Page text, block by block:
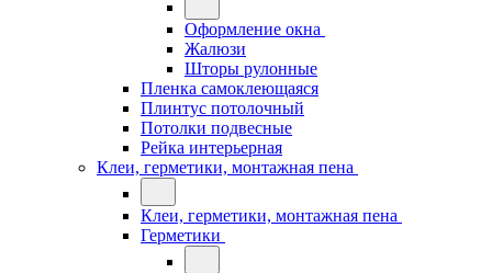
Оформление окна
Жалюзи
Шторы рулонные
Пленка самоклеющаяся
Плинтус потолочный
Потолки подвесные
Рейка интерьерная
Клеи, герметики, монтажная пена
Клеи, герметики, монтажная пена
Герметики